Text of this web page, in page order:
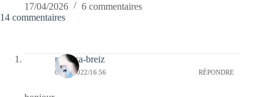
17/04/2026
6 commentaires
14 commentaires
monica-breiz
07/06/2022/16:56 RÉPONDRE